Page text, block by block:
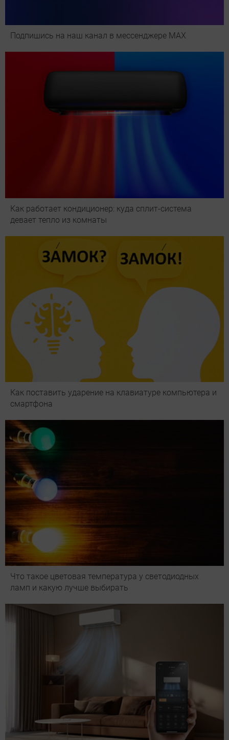
Подпишись на наш канал в мессенджере МАХ
Как работает кондиционер: куда сплит-система
девает тепло из комнаты
Как поставить ударение на клавиатуре компьютера и
смартфона
Что такое цветовая температура у светодиодных
ламп и какую лучше выбирать